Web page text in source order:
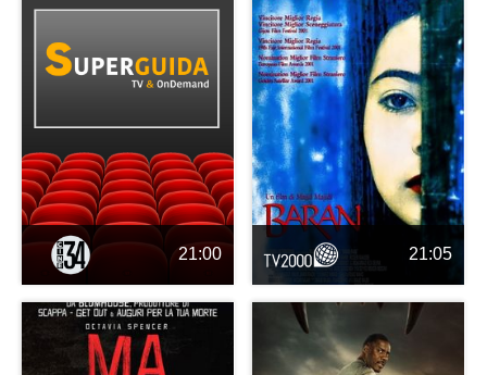
21:00 21:05